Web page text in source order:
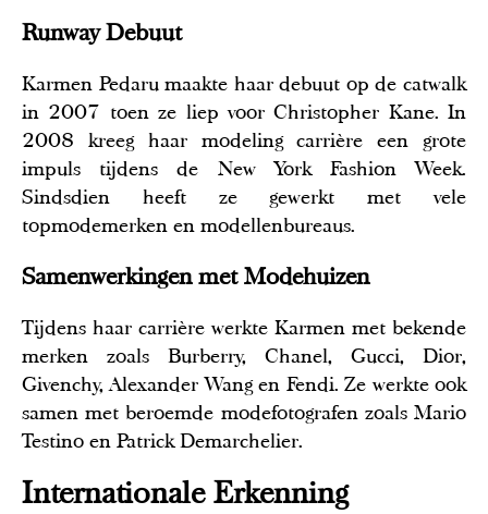
Runway Debuut
Karmen Pedaru maakte haar debuut op de catwalk
in 2007 toen ze liep voor Christopher Kane. In
2008 kreeg haar modeling carrière een grote
impuls tijdens de New York Fashion Week.
Sindsdien heeft ze gewerkt met vele
topmodemerken en modellenbureaus.
Samenwerkingen met Modehuizen
Tijdens haar carrière werkte Karmen met bekende
merken zoals Burberry, Chanel, Gucci, Dior,
Givenchy, Alexander Wang en Fendi. Ze werkte ook
samen met beroemde modefotografen zoals Mario
Testino en Patrick Demarchelier.
Internationale Erkenning